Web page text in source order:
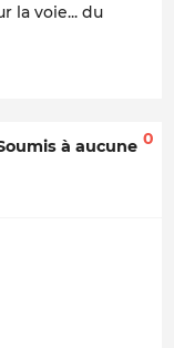
la voie... du
à aucune 0